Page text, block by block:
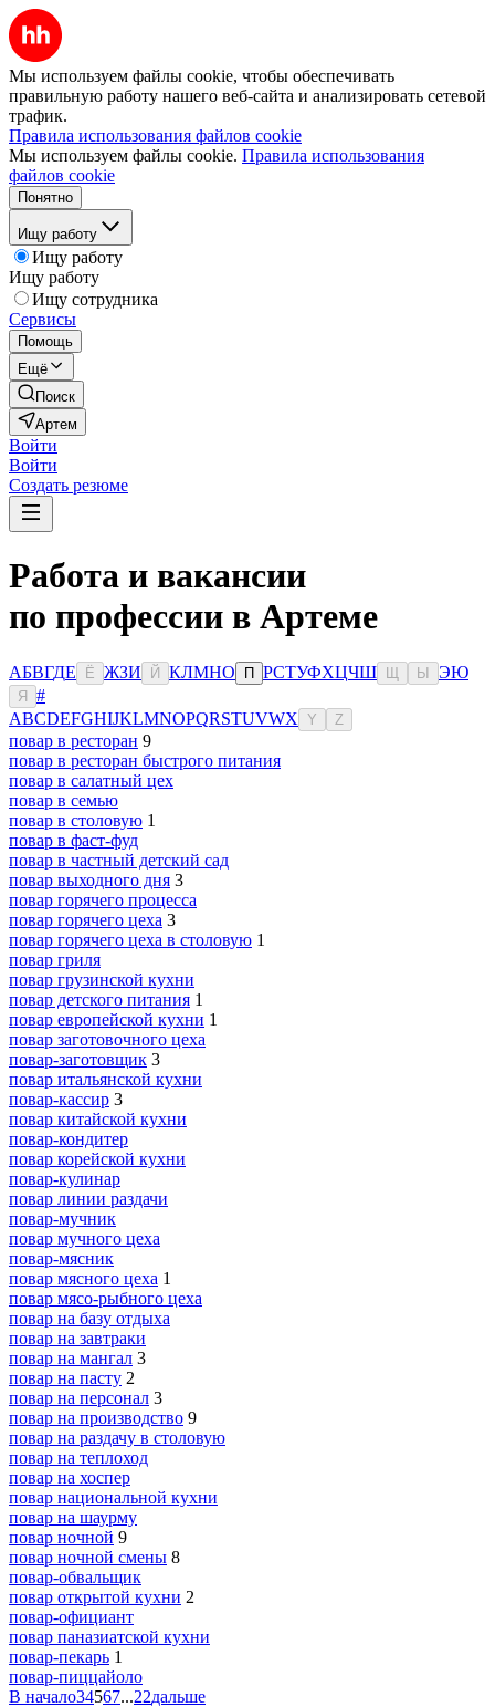
Мы используем файлы cookie, чтобы обеспечивать
правильную работу нашего веб-сайта и анализировать сетевой
трафик.
Правила использования файлов cookie
Мы используем файлы cookie. Правила использования
файлов cookie
Понятно
Ищу работу
Ищу работу
Ищу работу
Ищу сотрудника
Сервисы
Помощь
Ещё
Поиск
Артем
Войти
Войти
Создать резюме
Работа и вакансии
по профессии в Артеме
АБВГДЕ Ё ЖЗИ Й КЛМНО П РСТУФХЦЧШ Ы ЭЮ
Я
#
ABCDEFGHIJKLMNOPQRSTUVWX Y Z
повар в ресторан 9
повар в ресторан быстрого питания
повар в салатный цех
повар в семью
повар в столовую 1
повар в фаст-фуд
повар в частный детский сад
повар выходного дня 3
повар горячего процесса
повар горячего цеха 3
повар горячего цеха в столовую 1
повар гриля
повар грузинской кухни
повар детского питания 1
повар европейской кухни 1
повар заготовочного цеха
повар-заготовщик 3
повар итальянской кухни
повар-кассир 3
повар китайской кухни
повар-кондитер
повар корейской кухни
повар-кулинар
повар линии раздачи
повар-мучник
повар мучного цеха
повар-мясник
повар мясного цеха 1
повар мясо-рыбного цеха
повар на базу отдыха
повар на завтраки
повар на мангал 3
повар на пасту 2
повар на персонал 3
повар на производство 9
повар на раздачу в столовую
повар на теплоход
повар на хоспер
повар национальной кухни
повар на шаурму
повар ночной 9
повар ночной смены 8
повар-обвальщик
повар открытой кухни 2
повар-официант
повар паназиатской кухни
повар-пекарь 1
повар-пиццайоло
В начало34567...22дальше